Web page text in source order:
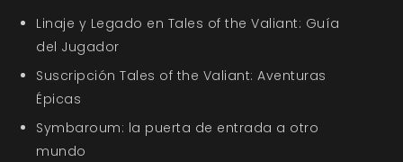
Linaje y Legado en Tales of the Valiant: Guía
del Jugador
Suscripción Tales of the Valiant: Aventuras
Épicas
Symbaroum: la puerta de entrada a otro
mundo